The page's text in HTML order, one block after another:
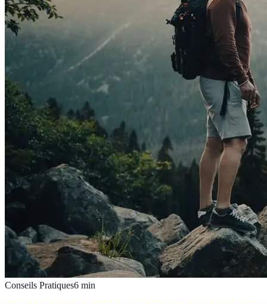
Conseils Pratiques6 min